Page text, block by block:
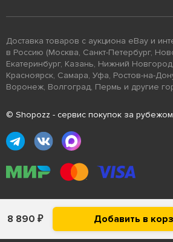
8 890 ₽
Доставка товаров с аукциона eBay и
в Россию (Москва, Санкт-Петербург,
Екатеринбург, Казань, Нижний
Красноярск, Самара, Уфа, Ростов-на-
Воронеж, Волгоград, Пермь и другие
© Shopozz - сервис покупок за рубежом